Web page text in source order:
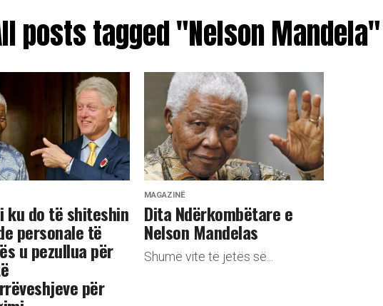
posts tagged "Nelson Mandela"
ku do të shiteshin
personale të
u pezullua për
për
MAGAZINË
Dita Ndërkombëtare e
Nelson Mandelas
Shumë vite të jetës së...